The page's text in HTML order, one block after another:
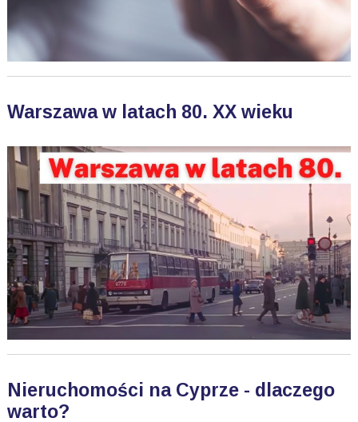
Warszawa w latach 80. XX wieku
Nieruchomości na Cyprze - dlaczego
warto?